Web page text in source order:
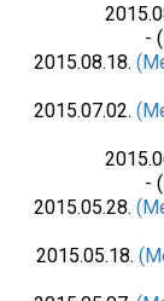
-
2015.08.18.
2015.07.02.
-
2015.05.28.
2015.05.18.